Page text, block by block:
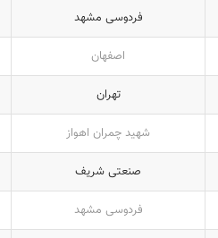
فردوسی مشهد
اصفهان
تهران
شهید چمران اهواز
صنعتی شریف
فردوسی مشهد